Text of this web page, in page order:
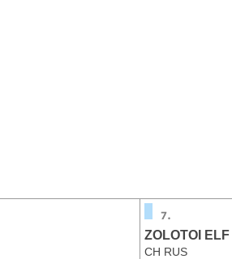
ZOLOTOI ELF
CH RUS